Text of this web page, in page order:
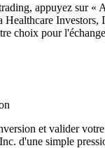
appuyez sur «
Healthcare
choix pour
et valider
d'une simple